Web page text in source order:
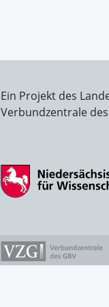
Ein Projekt des
Verbundzentrale des